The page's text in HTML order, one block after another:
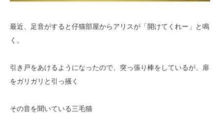
最近、足音がすると仔猫部屋からアリスが「開けてくれー」と鳴
く。
引き戸をあけるようになったので、突っ張り棒をしているが、扉
をガリガリと引っ掻く
その音を聞いている三毛猫